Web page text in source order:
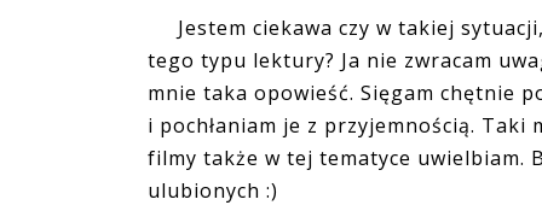
Jestem ciekawa czy w takiej
tego typu lektury? Ja nie zwracam
mnie taka opowieść. Sięgam chętnie
i pochłaniam je z przyjemnością.
filmy także w tej tematyce uwielbiam.
ulubionych :)